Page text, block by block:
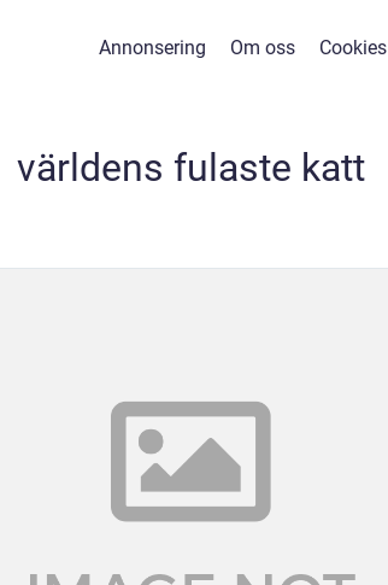
Annonsering Om oss Cookies
världens fulaste katt